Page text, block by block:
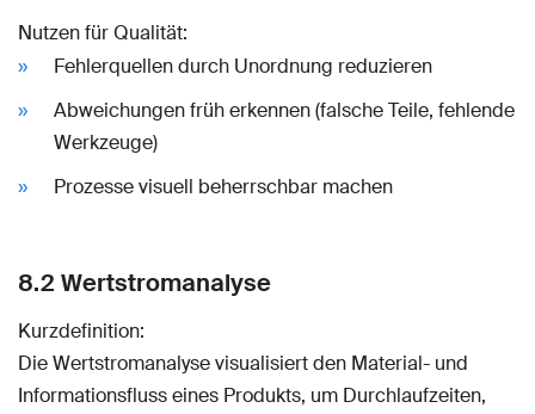
Nutzen für Qualität:
Fehlerquellen durch Unordnung reduzieren
Abweichungen früh erkennen (falsche Teile, fehlende
Werkzeuge)
Prozesse visuell beherrschbar machen
8.2 Wertstromanalyse
Kurzdefinition:
Die Wertstromanalyse visualisiert den Material- und
Informationsfluss eines Produkts, um Durchlaufzeiten,